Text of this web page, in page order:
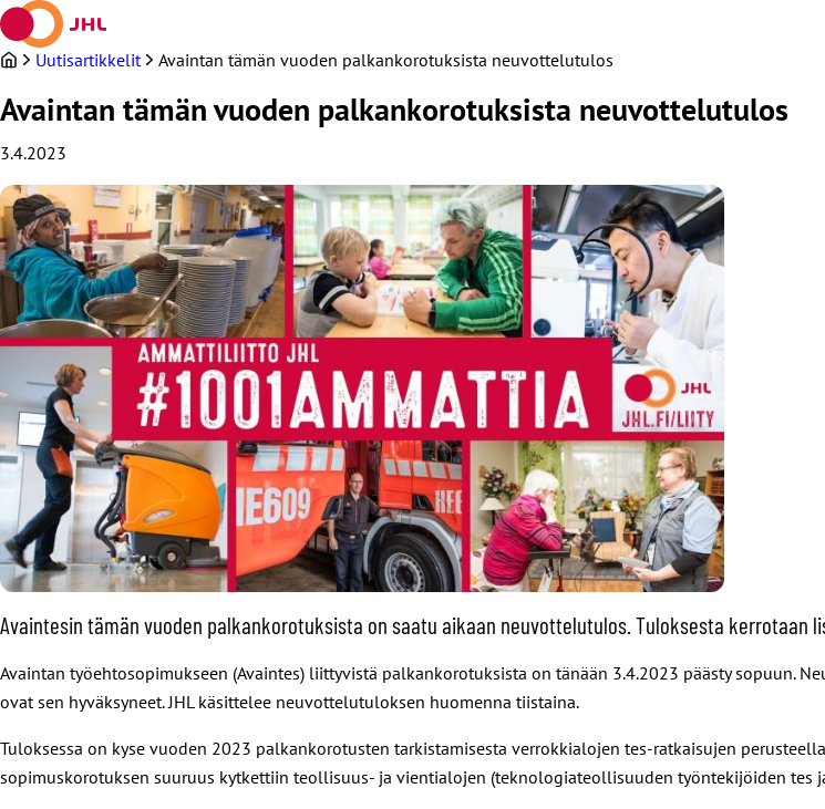
Siirry
sisältöön
Uutisartikkelit Avaintan tämän vuoden palkankorotuksista neuvottelutulos
Avaintan tämän vuoden palkankorotuksista neuvottelutulos
3.4.2023
Avaintesin tämän vuoden palkankorotuksista on saatu aikaan neuvottelutulos. Tuloksesta kerrotaan
Avaintan työehtosopimukseen (Avaintes) liittyvistä palkankorotuksista on tänään 3.4.2023 päästy
ovat sen hyväksyneet. JHL käsittelee neuvottelutuloksen huomenna tiistaina.
Tuloksessa on kyse vuoden 2023 palkankorotusten tarkistamisesta verrokkialojen tes-ratkaisujen
sopimuskorotuksen suuruus kytkettiin teollisuus- ja vientialojen (teknologiateollisuuden työntekijöiden